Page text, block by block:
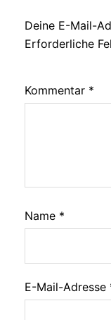
Deine E-Mail-
Erforderliche
Kommentar *
Name *
E-Mail-Adresse